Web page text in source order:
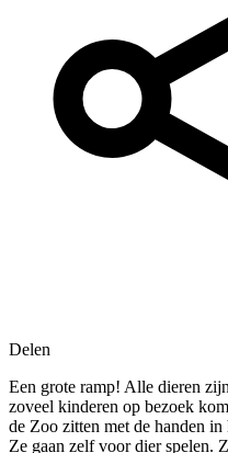
Delen
Een grote ramp! Alle dieren
zoveel kinderen op bezoek
de Zoo zitten met de handen
Ze gaan zelf voor dier spelen.